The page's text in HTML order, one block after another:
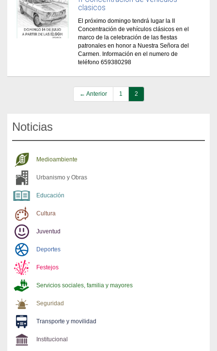
clasicos
El próximo domingo tendrá lugar la II
Concentración de vehículos clásicos en el
marco de la celebración de las fiestas
patronales en honor a Nuestra Señora del
Carmen. Información en el numero de
teléfono 659380298
← Anterior 1 2
Noticias
Medioambiente
Urbanismo y Obras
Educación
Cultura
Juventud
Deportes
Festejos
Servicios sociales, familia y mayores
Seguridad
Transporte y movilidad
Institucional